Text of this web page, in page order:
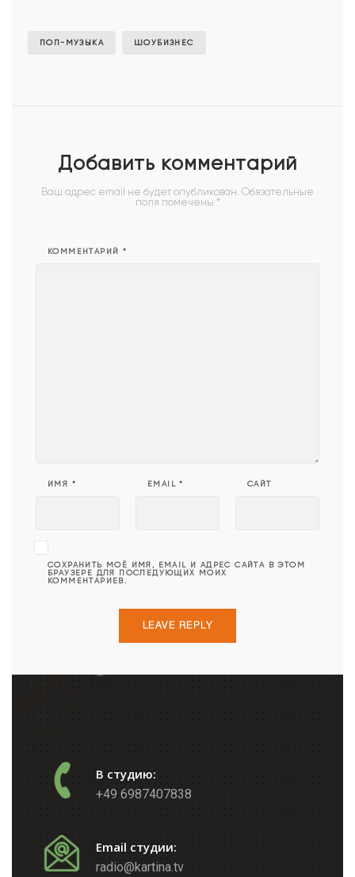
ПОП-МУЗЫКА ШОУБИЗНЕС
Добавить комментарий
Ваш адрес email не будет опубликован. Обязательные
поля помечены *
КОММЕНТАРИЙ *
ИМЯ * EMAIL* САЙТ
СОХРАНИТЬ МОЁ ИМЯ, EMAIL И АДРЕС САЙТА В ЭТОМ
БРАУЗЕРЕ ДЛЯ ПОСЛЕДУЮЩИХ МОИХ
КОММЕНТАРИЕВ.
В студию:
+49 6987407838
Email студии:
radio@kartina.tv